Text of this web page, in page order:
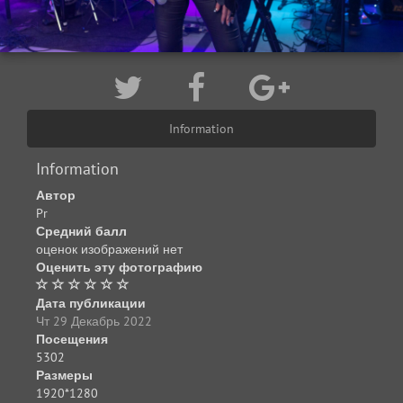
Information
Information
Автор
Pr
Средний балл
оценок изображений нет
Оценить эту фотографию
Дата публикации
Чт 29 Декабрь 2022
Посещения
5302
Размеры
1920*1280